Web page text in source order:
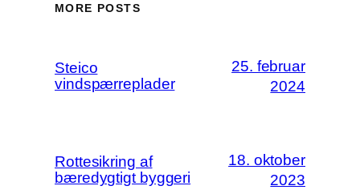
MORE POSTS
Steico
vindspærreplader
25. februar
2024
Rottesikring af
bæredygtigt byggeri
18. oktober
2023